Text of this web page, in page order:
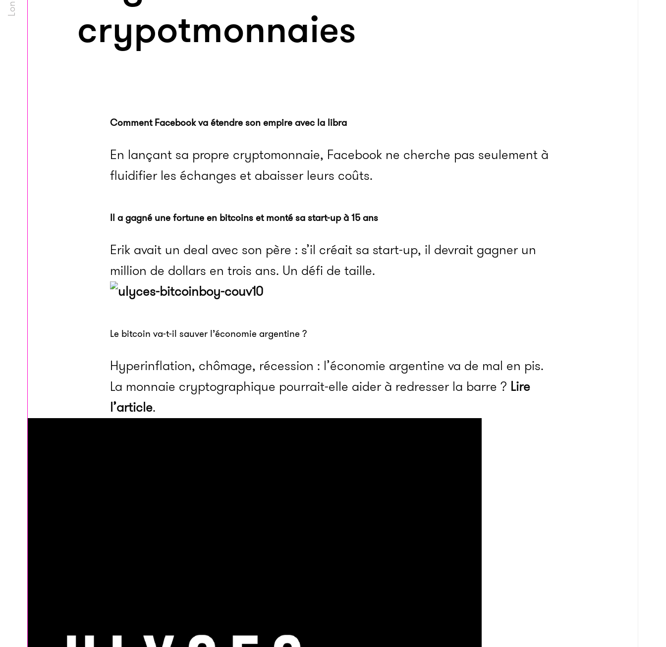
crypotmonnaies
Comment Face­book va étendre son empire avec la libra
En lançant sa propre cryptomonnaie, Facebook ne cherche pas seulement à
fluidifier les échanges et abaisser leurs coûts.
Il a gagné une fortune en bitcoins et monté sa start-up à 15 ans
Erik avait un deal avec son père : s’il créait sa start-up, il devrait gagner un
million de dollars en trois ans. Un défi de taille.
Le bitcoin va-t-il sauver l’économie argentine ?
Hyperinflation, chômage, récession : l’économie argentine va de mal en pis.
La monnaie cryptographique pourrait-elle aider à redresser la barre ? Lire
l’article.